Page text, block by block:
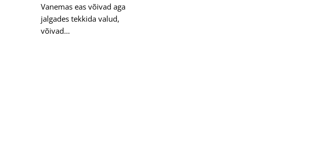
Vanemas eas võivad aga
jalgades tekkida valud,
võivad…